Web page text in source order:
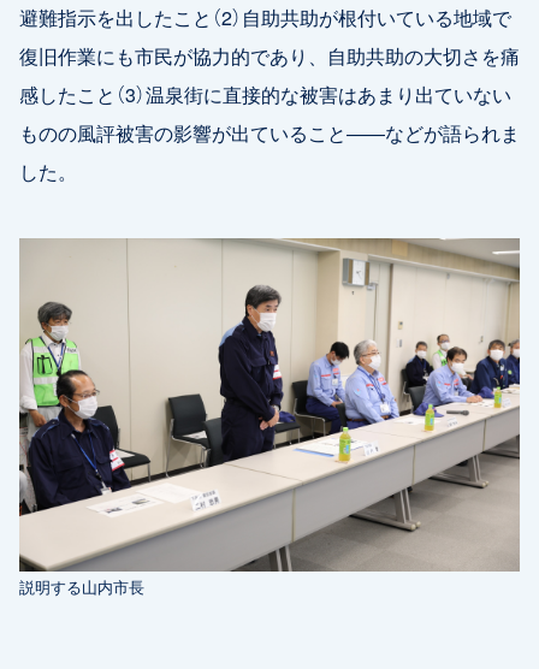
避難指示を出したこと（2）自助共助が根付いている地域で
復旧作業にも市民が協力的であり、自助共助の大切さを痛
感したこと（3）温泉街に直接的な被害はあまり出ていない
ものの風評被害の影響が出ていること――などが語られま
した。
説明する山内市長